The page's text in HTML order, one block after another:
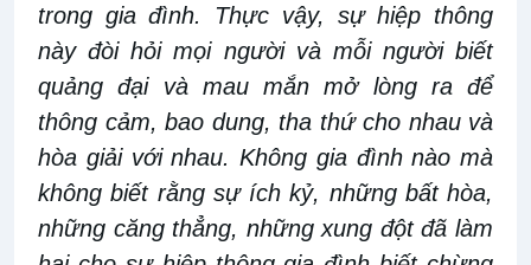
trong gia đình. Thực vậy, sự hiệp thông
này đòi hỏi mọi người và mỗi người biết
quảng đại và mau mắn mở lòng ra để
thông cảm, bao dung, tha thứ cho nhau và
hòa giải với nhau. Không gia đình nào mà
không biết rằng sự ích kỷ, những bất hòa,
những căng thẳng, những xung đột đã làm